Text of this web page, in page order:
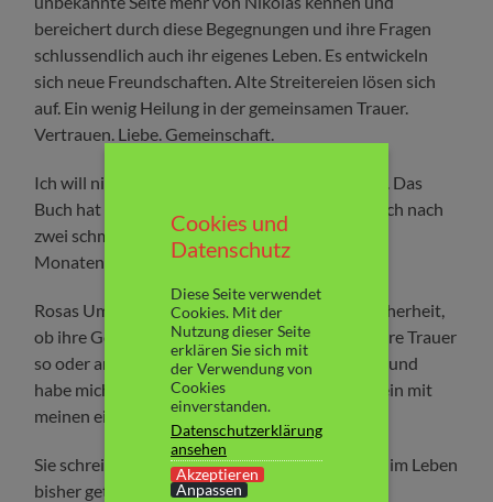
bereichert durch diese Begegnungen und ihre Fragen
schlussendlich auch ihr eigenes Leben. Es entwickeln
sich neue Freundschaften. Alte Streitereien lösen sich
auf. Ein wenig Heilung in der gemeinsamen Trauer.
Vertrauen. Liebe. Gemeinschaft.
Ich will nicht zu viel von der Handlung verraten. Das
Buch hat mich sehr berührt. Gerade, weil ich auch nach
zwei schmerzlichen Verlusten in den letzten 22
Monaten immer noch viel trauere.
Rosas Umgang mit ihrer Trauer und ihrer Unsicherheit,
ob ihre Gefühle denn eigentlich okay sind, ob ihre Trauer
so oder anders sein müsste, verstehe ich so gut und
habe mich selbst beim Lesen etwas weniger allein mit
meinen eigenen Emotionen gefühlt.
Sie schreibt z.B. eine Liste, um wen oder was sie im Leben
bisher getrauert hat:
Cookies und
Datenschutz
Diese Seite verwendet
Cookies. Mit der
Nutzung dieser Seite
erklären Sie sich mit
der Verwendung von
Cookies
einverstanden.
Datenschutzerklärung
ansehen
Akzeptieren
Anpassen